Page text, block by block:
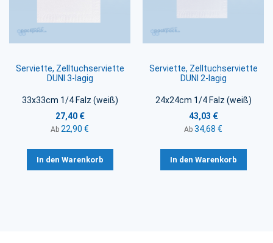
Serviette, Zelltuchserviette
DUNI 3-lagig
33x33cm 1/4 Falz (weiß)
27,40 €
Ab 22,90 €
In den Warenkorb
Serviette, Zelltuchserviette
DUNI 2-lagig
24x24cm 1/4 Falz (weiß)
43,03 €
Ab 34,68 €
In den Warenkorb